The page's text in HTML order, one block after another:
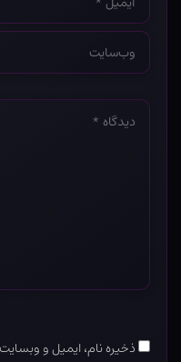
*
وب‌سایت
*
دیدگاه
ذخیره نام، ایمیل و